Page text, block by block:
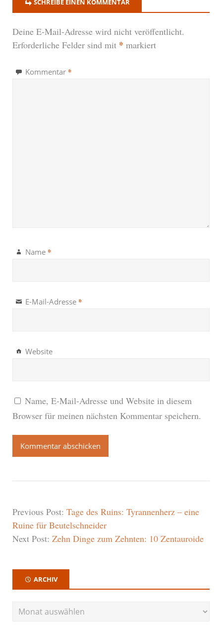
SCHREIBE EINEN KOMMENTAR
Deine E-Mail-Adresse wird nicht veröffentlicht.
Erforderliche Felder sind mit * markiert
Kommentar *
Name *
E-Mail-Adresse *
Website
Name, E-Mail-Adresse und Website in diesem
Browser für meinen nächsten Kommentar speichern.
Previous Post: Tage des Ruins: Tyrannenherz – eine
Ruine für Beutelschneider
Next Post: Zehn Dinge zum Zehnten: 10 Zentauroide
ARCHIV